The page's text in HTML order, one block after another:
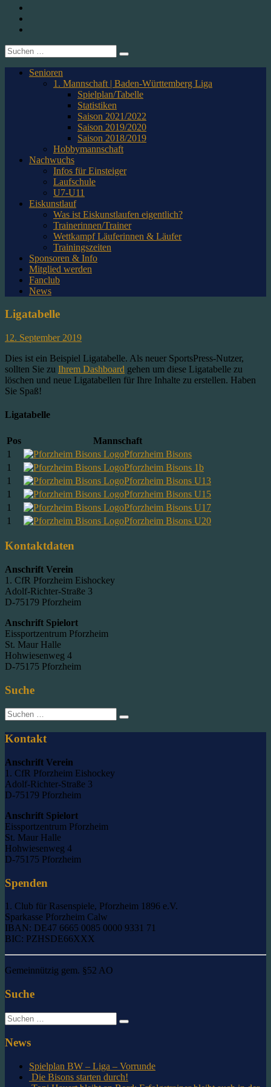
1. CfR Pforzheim 1896 e.V. – Abteilung Eishockey
Suche
nach:
Senioren
1. Mannschaft | Baden-Württemberg Liga
Spielplan/Tabelle
Statistiken
Saison 2021/2022
Saison 2019/2020
Saison 2018/2019
Hobbymannschaft
Nachwuchs
Infos für Einsteiger
Laufschule
U7-U11
Eiskunstlauf
Was ist Eiskunstlaufen eigentlich?
Trainerinnen/Trainer
Wettkampf Läuferinnen & Läufer
Trainingszeiten
Sponsoren & Info
Mitglied werden
Fanclub
News
Ligatabelle
12. September 2019
Dies ist ein Beispiel Ligatabelle. Als neuer SportsPress-Nutzer,
sollten Sie zu Ihrem Dashboard gehen um diese Ligatabelle zu
löschen und neue Ligatabellen für Ihre Inhalte zu erstellen. Haben
Sie Spaß!
Ligatabelle
Pos
Mannschaft
1
Pforzheim Bisons
1
Pforzheim Bisons 1b
1
Pforzheim Bisons U13
1
Pforzheim Bisons U15
1
Pforzheim Bisons U17
1
Pforzheim Bisons U20
Kontaktdaten
Anschrift Verein
1. CfR Pforzheim Eishockey
Adolf-Richter-Straße 3
D-75179 Pforzheim
Anschrift Spielort
Eissportzentrum Pforzheim
St. Maur Halle
Hohwiesenweg 4
D-75175 Pforzheim
Suche
Suche
nach:
Kontakt
Anschrift Verein
1. CfR Pforzheim Eishockey
Adolf-Richter-Straße 3
D-75179 Pforzheim
Anschrift Spielort
Eissportzentrum Pforzheim
St. Maur Halle
Hohwiesenweg 4
D-75175 Pforzheim
Spenden
1. Club für Rasenspiele, Pforzheim 1896 e.V.
Sparkasse Pforzheim Calw
IBAN: DE47 6665 0085 0000 9331 71
BIC: PZHSDE66XXX
Gemeinnützig gem. §52 AO
Suche
Suche
nach:
News
Spielplan BW – Liga – Vorrunde
Die Bisons starten durch!